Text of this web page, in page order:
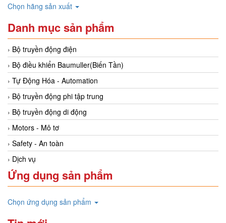
Chọn hãng sản xuất
Danh mục sản phẩm
Bộ truyền động điện
Bộ điều khiển Baumuller(Biến Tần)
Tự Động Hóa - Automation
Bộ truyền động phi tập trung
Bộ truyền động di động
Motors - Mô tơ
Safety - An toàn
Dịch vụ
Ứng dụng sản phẩm
Chọn ứng dụng sản phẩm